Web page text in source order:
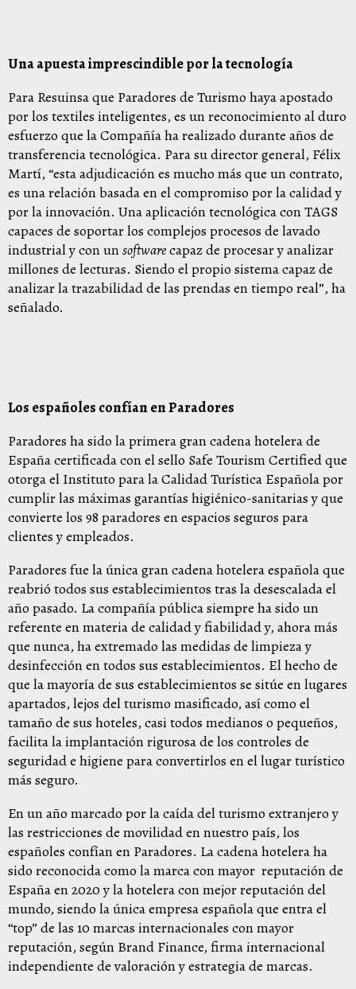
Una apuesta imprescindible por la tecnología
Para Resuinsa que Paradores de Turismo haya apostado
por los textiles inteligentes, es un reconocimiento al duro
esfuerzo que la Compañía ha realizado durante años de
transferencia tecnológica. Para su director general, Félix
Martí, “esta adjudicación es mucho más que un contrato,
es una relación basada en el compromiso por la calidad y
por lainnovación. Una aplicación tecnológica con TAGS
capaces de soportar los complejos procesos de lavado
industrial y con unsoftwarecapaz de procesar y analizar
millones de lecturas. Siendo el propio sistema capaz de
analizar la trazabilidad de las prendas en tiempo real”, ha
señalado.
Los españoles confían en Paradores
Paradores ha sido la primera gran cadena hotelera de
España certificada con el sello Safe Tourism Certified que
otorga el Instituto para la Calidad Turística Española por
cumplir las máximas garantías higiénico-sanitarias y que
convierte los 98 paradores en espacios seguros para
clientes y empleados.
Paradores fue la única gran cadena hotelera española que
reabrió todos sus establecimientos tras la desescalada el
año pasado. La compañía pública siempre ha sido un
referente en materia de calidad y fiabilidad y, ahora más
que nunca, ha extremado las medidas de limpieza y
desinfección en todos sus establecimientos. El hecho de
que la mayoría de sus establecimientos se sitúe en lugares
apartados, lejos del turismo masificado, así como el
tamaño de sus hoteles, casi todos medianos o pequeños,
facilita la implantación rigurosa de los controles de
seguridad e higiene para convertirlos en el lugar turístico
más seguro.
En un año marcado por la caída del turismo extranjero y
las restricciones de movilidad en nuestro país, los
españoles confían en Paradores. La cadena hotelera ha
sido reconocida como la marca con mayor reputación de
España en 2020 y lahoteleracon mejor reputación del
mundo, siendo la única empresa española que entra el
“top” de las 10 marcas internacionales con mayor
reputación, según Brand Finance, firma internacional
independiente de valoración y estrategia de marcas.